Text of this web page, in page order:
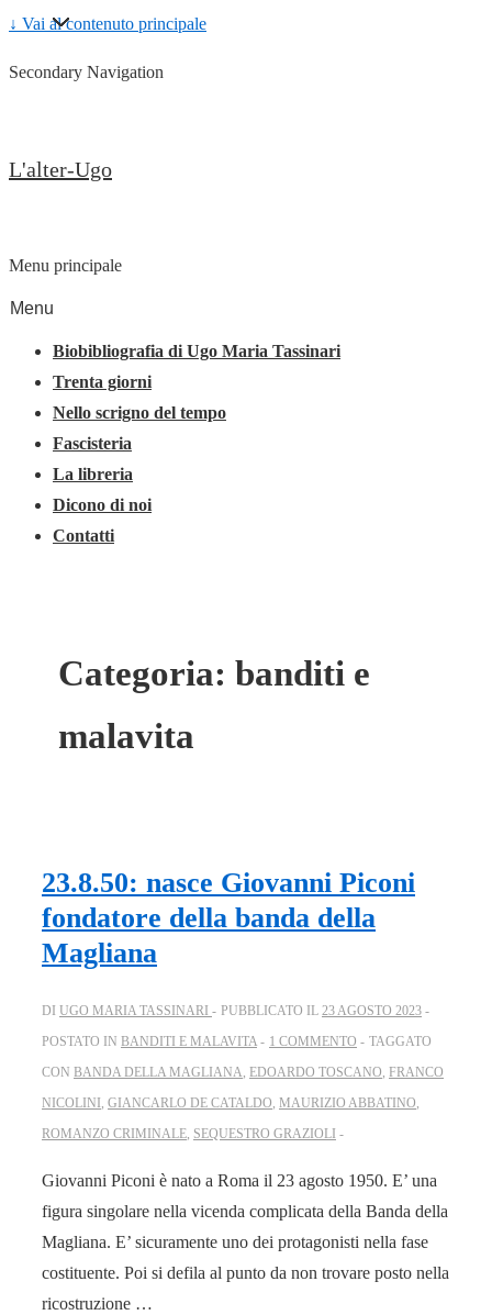
↓ Vai al contenuto principale
Secondary Navigation
L'alter-Ugo
Menu principale
Menu
Biobibliografia di Ugo Maria Tassinari
Trenta giorni
Nello scrigno del tempo
Fascisteria
La libreria
Dicono di noi
Contatti
Categoria: banditi e
malavita
23.8.50: nasce Giovanni Piconi
fondatore della banda della
Magliana
DI UGO MARIA TASSINARI PUBBLICATO IL 23 AGOSTO 2023
POSTATO IN BANDITI E MALAVITA 1 COMMENTO
TAGGATO
CON BANDA DELLA MAGLIANA, EDOARDO TOSCANO, FRANCO
NICOLINI , GIANCARLO DE CATALDO, MAURIZIO ABBATINO,
ROMANZO CRIMINALE, SEQUESTRO GRAZIOLI
Giovanni Piconi è nato a Roma il 23 agosto 1950. E’ una
figura singolare nella vicenda complicata della Banda della
Magliana. E’ sicuramente uno dei protagonisti nella fase
costituente. Poi si defila al punto da non trovare posto nella
ricostruzione …